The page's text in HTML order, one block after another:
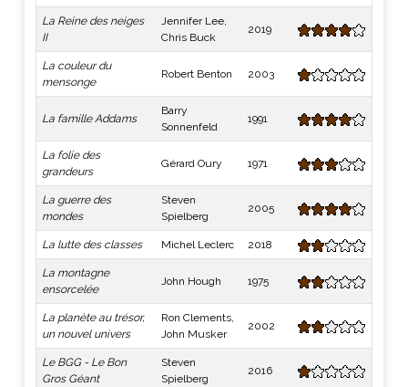
La Reine des neiges
II
Jennifer Lee,
Chris Buck
2019
La couleur du
mensonge
Robert Benton 2003
La famille Addams
Barry
Sonnenfeld
1991
La folie des
grandeurs
Gérard Oury 1971
La guerre des
mondes
Steven
Spielberg
2005
La lutte des classes Michel Leclerc 2018
La montagne
ensorcelée
John Hough 1975
La planète au trésor,
un nouvel univers
Ron Clements,
John Musker
2002
Le BGG - Le Bon
Gros Géant
Steven
Spielberg
2016